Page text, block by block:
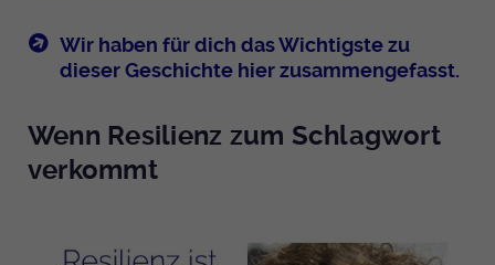
Wir haben für dich das Wichtigste zu
dieser Geschichte hier zusammengefasst.
Wenn Resilienz zum Schlagwort
verkommt